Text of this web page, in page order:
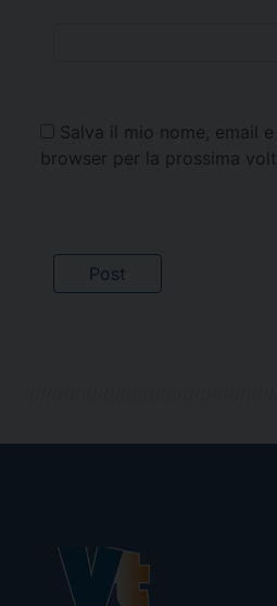
Salva il mio nome, email
browser per la prossima